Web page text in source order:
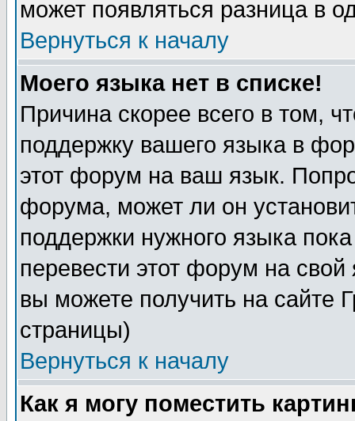
может появляться разница в
Вернуться к началу
Моего языка нет в списке!
Причина скорее всего в том,
поддержку вашего языка в
этот форум на ваш язык.
форума, может ли он
поддержки нужного языка
перевести этот форум на
вы можете получить на сайте
страницы)
Вернуться к началу
Как я могу поместить